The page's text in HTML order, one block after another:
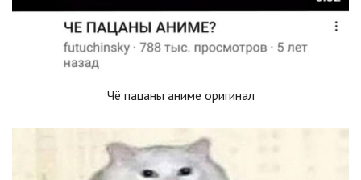
Чё пацаны аниме оригинал